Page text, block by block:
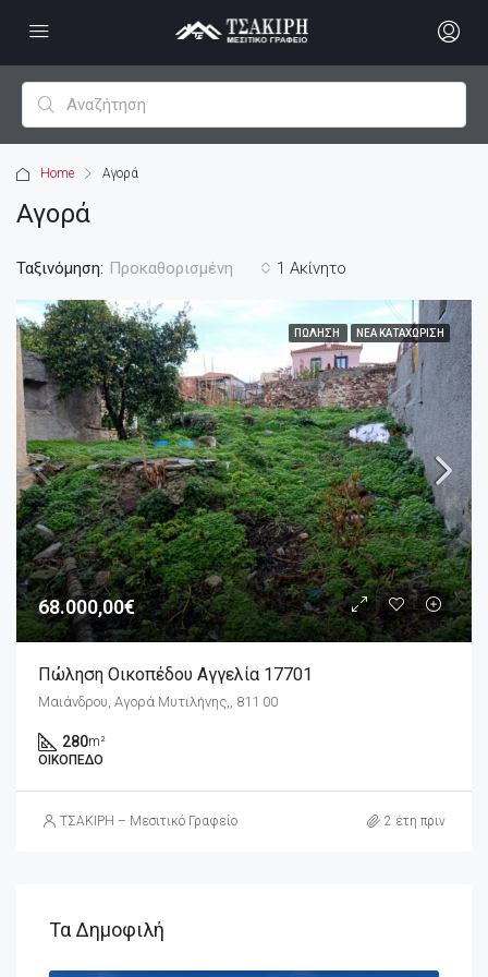
Home Αγορά
Αγορά
1 Ακίνητο
Ταξινόμηση: Προκαθορισμένη
ΠΏΛΗΣΗ ΝΈΑ ΚΑΤΑΧΏΡΙΣΗ
68.000,00€
Πώληση Οικοπέδου Αγγελία 17701
Μαιάνδρου, Αγορά Μυτιλήνης,, 811 00
280m²
ΟΙΚΌΠΕΔΟ
ΤΣΑΚΙΡΗ – Μεσιτικό Γραφείο 2 έτη πριν
Τα Δημοφιλή